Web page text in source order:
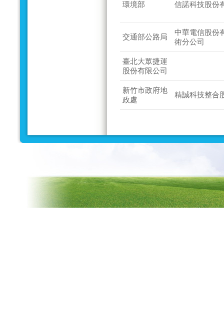
環境部 信諾科技股份
交通部公路局
中華電信股份
術分公司
臺北大眾捷運
股份有限公司
新竹市政府地
政處
精誠科技整合